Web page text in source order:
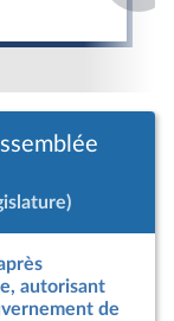
autorisant
de